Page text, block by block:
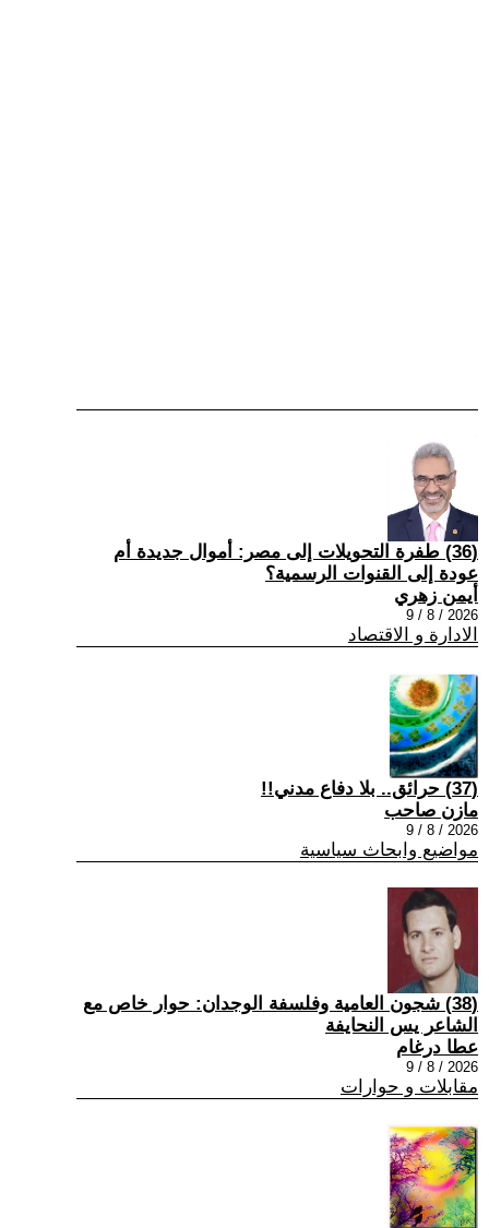
(36) طفرة التحويلات إلى مصر: أموال جديدة أم
عودة إلى القنوات الرسمية؟
أيمن زهري
2026 / 8 / 9
الادارة و الاقتصاد
(37) حرائق.. بلا دفاع مدني!!
مازن صاحب
2026 / 8 / 9
مواضيع وابحاث سياسية
(38) شجون العامية وفلسفة الوجدان: حوار خاص مع
الشاعر يس النحايفة
عطا درغام
2026 / 8 / 9
مقابلات و حوارات